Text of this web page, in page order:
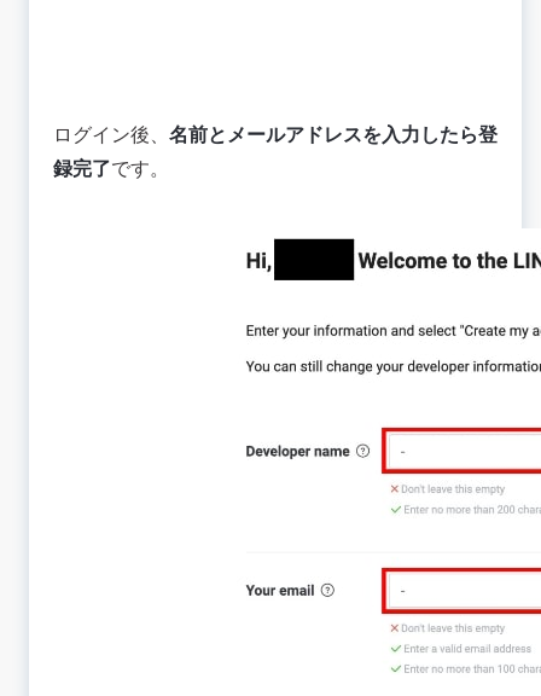
ログイン後、 名前とメールアドレスを入力したら登
録完了です。